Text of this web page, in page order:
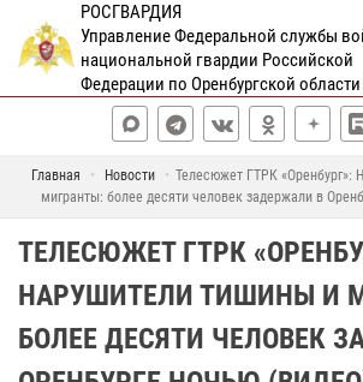
РОСГВАРДИЯ
Управление Федеральной службы
национальной гвардии Российской
Федерации по Оренбургской области
Главная Новости
Телесюжет ГТРК «Оренбург»:
мигранты: более десяти человек задержали в
ТЕЛЕСЮЖЕТ ГТРК
НАРУШИТЕЛИ ТИШИНЫ И
БОЛЕЕ ДЕСЯТИ ЧЕЛОВЕК